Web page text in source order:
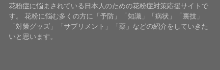
花粉症に悩まされている日本人のための花粉症対策応援サイトで
す。 花粉に悩む多くの方に「予防」「知識」「病状」「裏技」
「対策グッズ」「サプリメント」「薬」などの紹介をしていきた
いと思います。